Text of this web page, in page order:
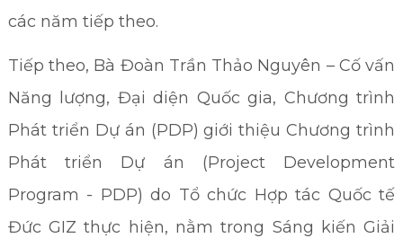
các năm tiếp theo.
Tiếp theo, Bà Đoàn Trần Thảo Nguyên – Cố vấn
Năng lượng, Đại diện Quốc gia, Chương trình
Phát triển Dự án (PDP) giới thiệu Chương trình
Phát triển Dự án (Project Development
Program - PDP) do Tổ chức Hợp tác Quốc tế
Đức GIZ thực hiện, nằm trong Sáng kiến Giải